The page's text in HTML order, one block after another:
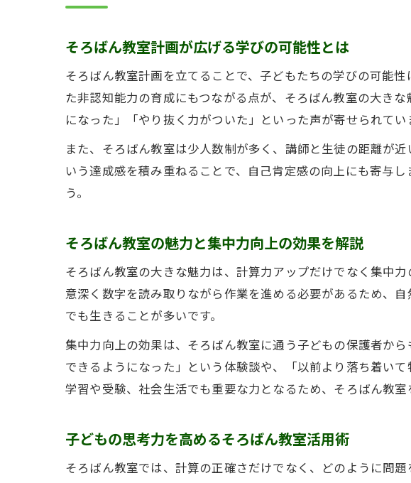
そろば
資格取
安心して開
そろば
安心し
経営安定の
そろば
生徒数
そろば
シミュ
珠算教
そろばん教室計画が広げる学びの可能性とは
そろばん教室計画を立てることで、子どもたちの学びの可能
た非認知能力の育成にもつながる点が、そろばん教室の大き
になった」「やり抜く力がついた」といった声が寄せられてい
また、そろばん教室は少人数制が多く、講師と生徒の距離が
いう達成感を積み重ねることで、自己肯定感の向上にも寄与
う。
そろばん教室の魅力と集中力向上の効果を解説
そろばん教室の大きな魅力は、計算力アップだけでなく集中
意深く数字を読み取りながら作業を進める必要があるため、
でも生きることが多いです。
集中力向上の効果は、そろばん教室に通う子どもの保護者か
できるようになった」という体験談や、「以前より落ち着い
学習や受験、社会生活でも重要な力となるため、そろばん教
子どもの思考力を高めるそろばん教室活用術
そろばん教室では、計算の正確さだけでなく、どのように問